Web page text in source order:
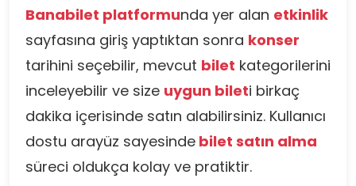
Banabilet platformunda yer alan etkinlik
sayfasına giriş yaptıktan sonra konser
tarihini seçebilir, mevcut bilet kategorilerini
inceleyebilir ve size uygun bileti birkaç
dakika içerisinde satın alabilirsiniz. Kullanıcı
dostu arayüz sayesinde bilet satın alma
süreci oldukça kolay ve pratiktir.